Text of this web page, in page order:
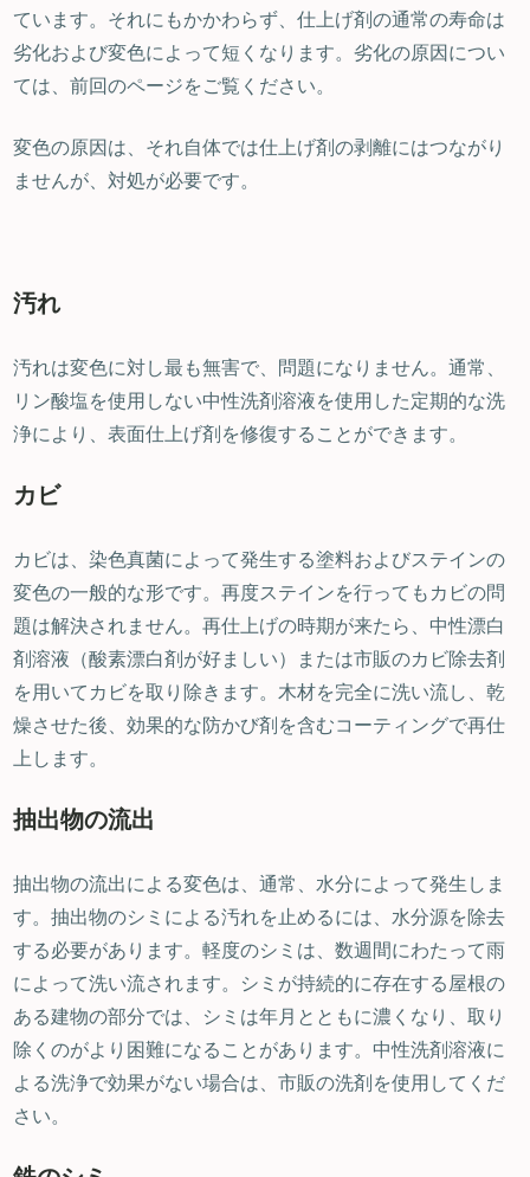
ています。それにもかかわらず、仕上げ剤の通常の寿命は
劣化および変色によって短くなります。劣化の原因につい
ては、前回のページをご覧ください。
変色の原因は、それ自体では仕上げ剤の剥離にはつながり
ませんが、対処が必要です。
汚れ
汚れは変色に対し最も無害で、問題になりません。通常、
リン酸塩を使用しない中性洗剤溶液を使用した定期的な洗
浄により、表面仕上げ剤を修復することができます。
カビ
カビは、染色真菌によって発生する塗料およびステインの
変色の一般的な形です。再度ステインを行ってもカビの問
題は解決されません。再仕上げの時期が来たら、中性漂白
剤溶液（酸素漂白剤が好ましい）または市販のカビ除去剤
を用いてカビを取り除きます。木材を完全に洗い流し、乾
燥させた後、効果的な防かび剤を含むコーティングで再仕
上します。
抽出物の流出
抽出物の流出による変色は、通常、水分によって発生しま
す。抽出物のシミによる汚れを止めるには、水分源を除去
する必要があります。軽度のシミは、数週間にわたって雨
によって洗い流されます。シミが持続的に存在する屋根の
ある建物の部分では、シミは年月とともに濃くなり、取り
除くのがより困難になることがあります。中性洗剤溶液に
よる洗浄で効果がない場合は、市販の洗剤を使用してくだ
さい。